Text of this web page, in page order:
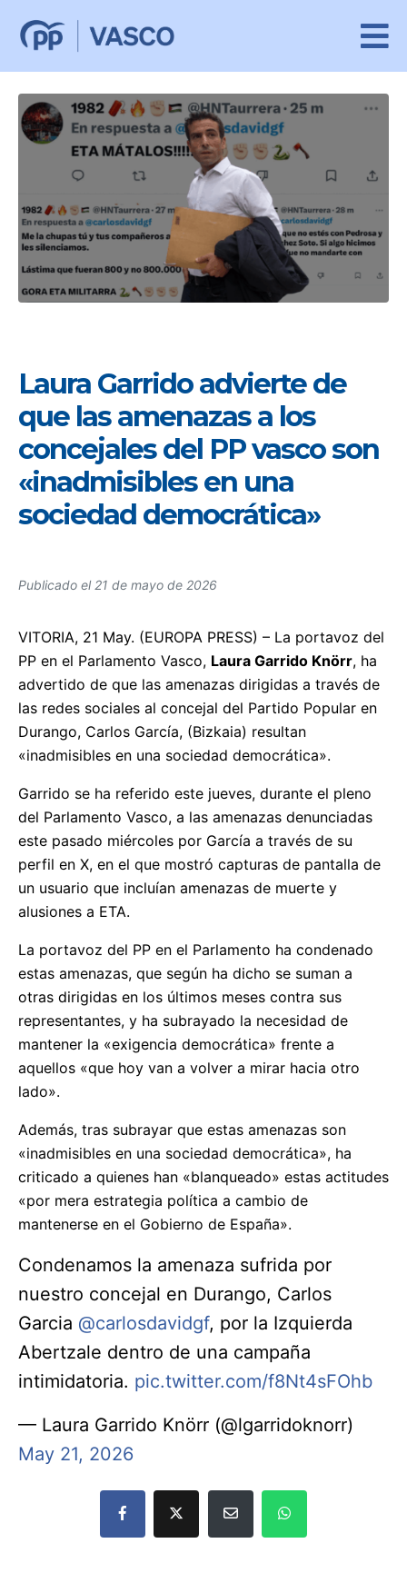
Publicado el 21 de mayo de 2026
Laura Garrido advierte de
que las amenazas a los
concejales del PP vasco son
«inadmisibles en una
sociedad democrática»
VITORIA, 21 May. (EUROPA PRESS) – La portavoz del
PP en el Parlamento Vasco, Laura Garrido Knörr, ha
advertido de que las amenazas dirigidas a través de
las redes sociales al concejal del Partido Popular en
Durango, Carlos García, (Bizkaia) resultan
«inadmisibles en una sociedad democrática».
Garrido se ha referido este jueves, durante el pleno
del Parlamento Vasco, a las amenazas denunciadas
este pasado miércoles por García a través de su
perfil en X, en el que mostró capturas de pantalla de
un usuario que incluían amenazas de muerte y
alusiones a ETA.
La portavoz del PP en el Parlamento ha condenado
estas amenazas, que según ha dicho se suman a
otras dirigidas en los últimos meses contra sus
representantes, y ha subrayado la necesidad de
mantener la «exigencia democrática» frente a
aquellos «que hoy van a volver a mirar hacia otro
lado».
Además, tras subrayar que estas amenazas son
«inadmisibles en una sociedad democrática», ha
criticado a quienes han «blanqueado» estas actitudes
«por mera estrategia política a cambio de
mantenerse en el Gobierno de España».
Condenamos la amenaza sufrida por
nuestro concejal en Durango, Carlos
Garcia @carlosdavidgf, por la Izquierda
Abertzale dentro de una campaña
intimidatoria. pic.twitter.com/f8Nt4sFOhb
— Laura Garrido Knörr (@lgarridoknorr)
May 21, 2026